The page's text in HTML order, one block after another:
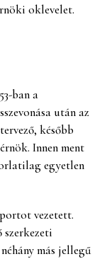
oklevelet.
ban a
után az
később
Innen ment
egyetlen
vezetett.
szerkezeti
más jellegű